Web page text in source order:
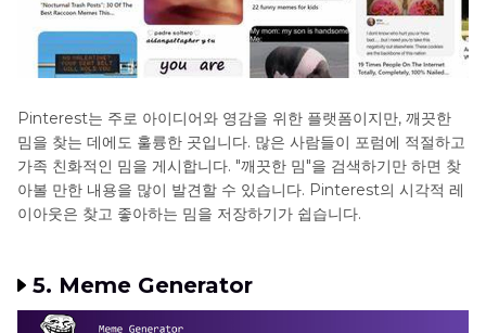
Pinterest는 주로 아이디어와 영감을 위한 플랫폼이지만, 깨끗한
밈을 찾는 데에도 훌륭한 곳입니다. 많은 사람들이 포럼에 적절하고
가족 친화적인 밈을 게시합니다. "깨끗한 밈"을 검색하기만 하면 찾
아볼 만한 내용을 많이 발견할 수 있습니다. Pinterest의 시각적 레
이아웃은 찾고 좋아하는 밈을 저장하기가 쉽습니다.
5. Meme Generator